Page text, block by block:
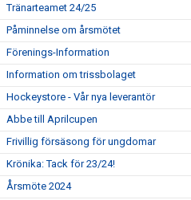
Tränarteamet 24/25
Påminnelse om årsmötet
Förenings-Information
Information om trissbolaget
Hockeystore - Vår nya leverantör
Abbe till Aprilcupen
Frivillig försäsong för ungdomar
Krönika: Tack för 23/24!
Årsmöte 2024